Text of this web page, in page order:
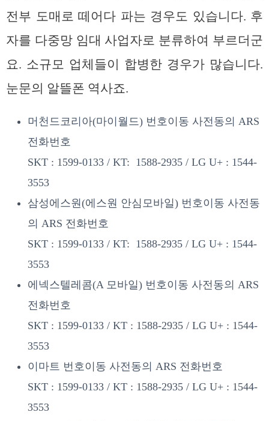
전부 도매로 떼어다 파는 경우도 있습니다. 후
자를 다중망 임대 사업자로 분류하여 부르더군
요. 소규모 업체들이 합병한 경우가 많습니다.
눈문의 알뜰폰 역사죠.
머천드코리아(마이월드) 번호이동 사전동의 ARS
전화번호
SKT : 1599-0133 / KT: 1588-2935 / LG U+ : 1544-
3553
삼성에스원(에스원 안심모바일) 번호이동 사전동
의 ARS 전화번호
SKT : 1599-0133 / KT: 1588-2935 / LG U+ : 1544-
3553
에넥스텔레콤(A 모바일) 번호이동 사전동의 ARS
전화번호
SKT : 1599-0133 / KT : 1588-2935 / LG U+ : 1544-
3553
이마트 번호이동 사전동의 ARS 전화번호
SKT : 1599-0133 / KT : 1588-2935 / LG U+ : 1544-
3553